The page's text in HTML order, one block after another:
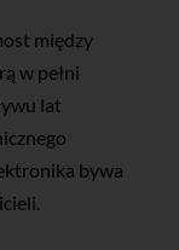
między
w pełni
lat
bywa